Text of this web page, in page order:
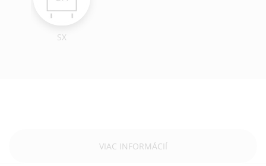
SX
VIAC INFORMÁCIÍ